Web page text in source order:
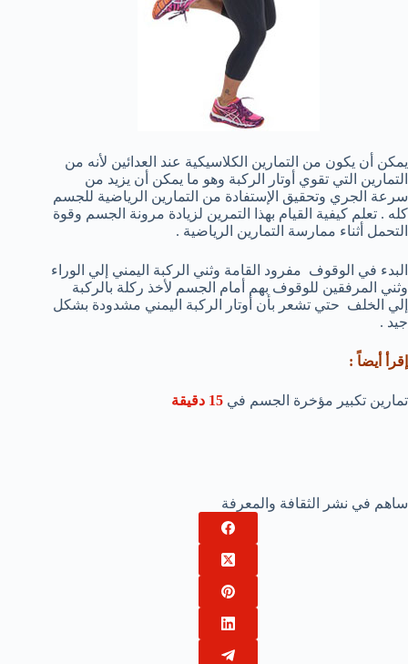
يمكن أن يكون من التمارين الكلاسيكية عند العدائين لأنه من
التمارين التي تقوي أوتار الركبة وهو ما يمكن أن يزيد من
سرعة الجري وتحقيق الإستفادة من التمارين الرياضية للجسم
كله . تعلم كيفية القيام بهذا التمرين لزيادة مرونة الجسم وقوة
التحمل أثناء ممارسة التمارين الرياضية .
البدء في الوقوف مفرود القامة وثني الركبة اليمني إلي الوراء
وثني المرفقين للوقوف بهم أمام الجسم لأخذ ركلة بالركبة
إلي الخلف حتي تشعر بأن أوتار الركبة اليمني مشدودة بشكل
جيد .
إقرأ أيضاً :
تمارين تكبير مؤخرة الجسم في 15 دقيقة
ساهم في نشر الثقافة والمعرفة